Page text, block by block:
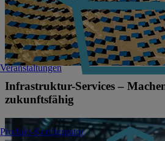
Produkt-Konfigurator
Veranstaltungen
Infrastruktur-Services –
zukunftsfähig